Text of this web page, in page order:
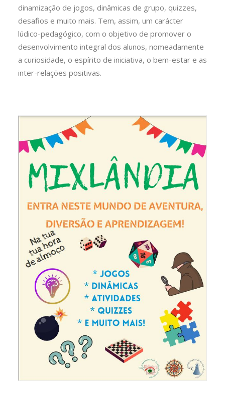
dinamização de jogos, dinâmicas de grupo, quizzes,
desafios e muito mais. Tem, assim, um carácter
lúdico-pedagógico, com o objetivo de promover o
desenvolvimento integral dos alunos, nomeadamente
a curiosidade, o espírito de iniciativa, o bem-estar e as
inter-relações positivas.